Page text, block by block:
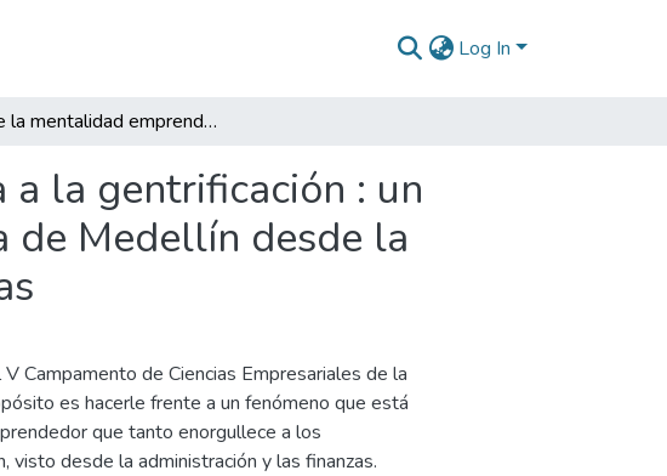
Log In
De la mentalidad emprendedora a la gentrificación : un análisis de la transformación socioeconómica de Medellín desde la perspectiva de la administración y las finanzas
la gentrificación : un
de Medellín desde la
Campamento de Ciencias Empresariales de la
es hacerle frente a un fenómeno que está
que tanto enorgullece a los
desde la administración y las finanzas.